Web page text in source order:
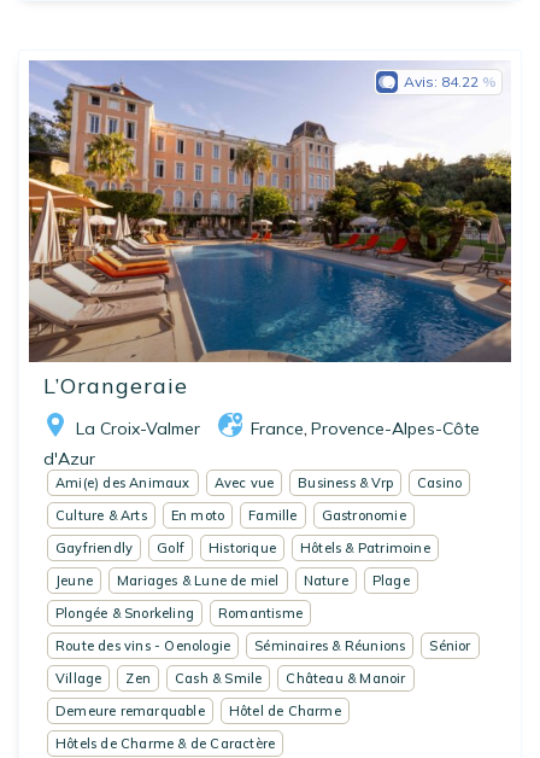
L’Orangeraie
La Croix-Valmer France, Provence-Alpes-Côte
d'Azur
Avis: 84.22
Ami(e) des Animaux Avec vue Business & Vrp
Casino
Culture & Arts
En moto Famille
Gastronomie
Gayfriendly
Golf Historique
Hôtels & Patrimoine
Jeune
Mariages & Lune de miel Nature
Plage
Plongée & Snorkeling
Romantisme
Route des vins - Oenologie
Séminaires & Réunions
Sénior
Village
Zen Cash & Smile
Château & Manoir
Demeure remarquable
Hôtel de Charme
Hôtels de Charme & de Caractère